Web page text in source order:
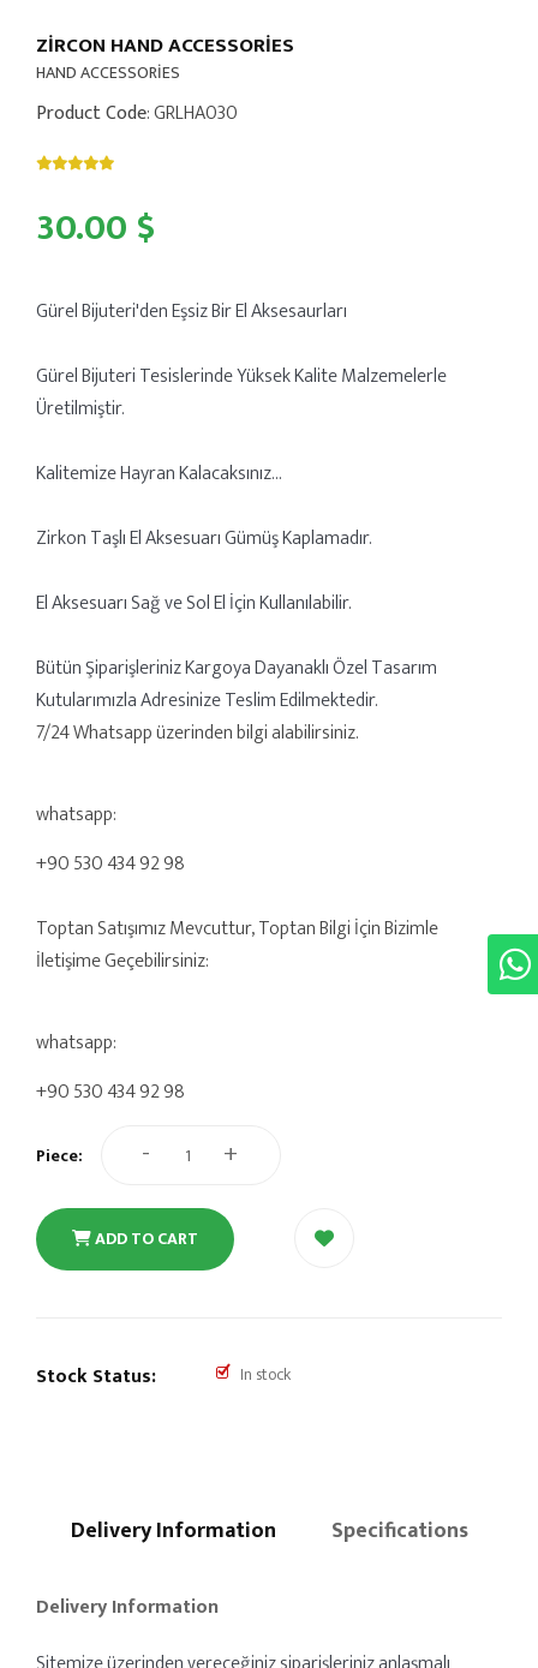
ZIRCON HAND ACCESSORIES
HAND ACCESSORİES
Product Code: GRLHA030
30.00 $
Gürel Bijuteri'den Eşsiz Bir El Aksesaurları
Gürel Bijuteri Tesislerinde Yüksek Kalite Malzemelerle
Üretilmiştir.
Kalitemize Hayran Kalacaksınız...
Zirkon Taşlı El Aksesuarı Gümüş Kaplamadır.
El Aksesuarı Sağ ve Sol El İçin Kullanılabilir.
Bütün Şiparişleriniz Kargoya Dayanaklı Özel Tasarım
Kutularımızla Adresinize Teslim Edilmektedir.
7/24 Whatsapp üzerinden bilgi alabilirsiniz.
whatsapp:
+90 530 434 92 98
Toptan Satışımız Mevcuttur, Toptan Bilgi İçin Bizimle
İletişime Geçebilirsiniz:
whatsapp:
+90 530 434 92 98
Piece: - +
ADD TO CART
Stock Status: In stock
Delivery Information Specifications
Delivery Information